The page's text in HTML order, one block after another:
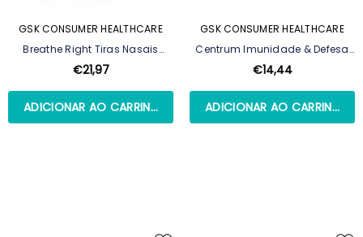
GSK CONSUMER HEALTHCARE
Breathe Right Tiras Nasais
Clássicas Tam.G 30 Tiras
€21,97
ADICIONAR AO CARRINHO
GSK CONSUMER HEALTHCARE
Centrum Imunidade & Defesa
60 Cápsulas
€14,44
ADICIONAR AO CARRINHO